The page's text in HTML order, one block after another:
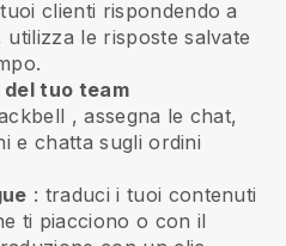
clienti rispondendo a
utilizza le risposte salvate
del tuo team
, assegna le chat,
e chatta sugli ordini
: traduci i tuoi contenuti
ti piacciono o con il